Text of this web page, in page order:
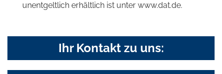
unentgeltlich erhältlich ist unter www.dat.de.
Ihr Kontakt zu uns: